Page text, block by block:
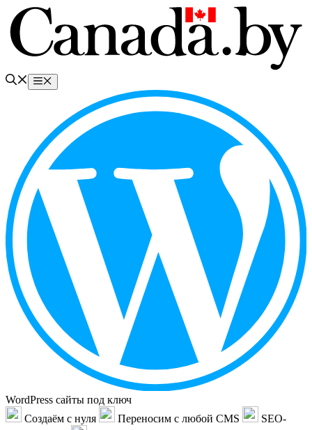
Перейти
содержимому
Меню
WordPress сайты под ключ
Создаём с нуля
Переносим с любой CMS
SEO-